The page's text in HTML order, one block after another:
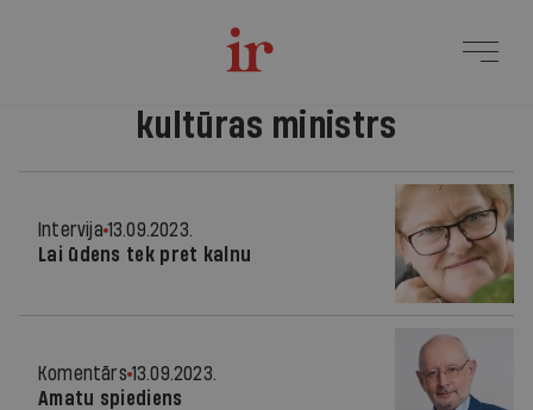
kultūras ministrs
Intervija 13.09.2023.
Lai ūdens tek pret kalnu
Komentārs 13.09.2023.
Amatu spiediens